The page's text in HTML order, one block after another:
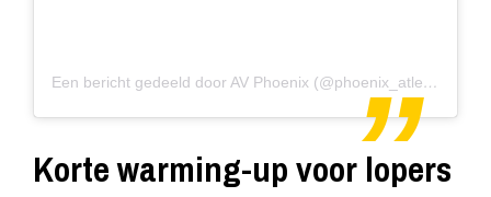
Een bericht gedeeld door AV Phoenix (@phoenix_atletiek)
Korte warming-up voor lopers